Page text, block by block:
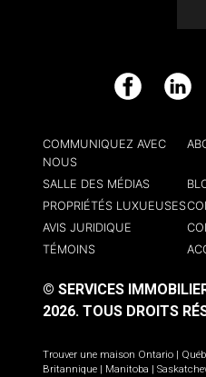
Facebook LinkedIn
COMMUNIQUEZ AVEC
NOUS
SALLE DES MÉDIAS
PROPRIÉTÉS LUXUEUSES
AVIS JURIDIQUE
TÉMOINS
© SERVICES
2026. TOUS DROITS
Trouver une maison Ontario
Britannique
Manitoba